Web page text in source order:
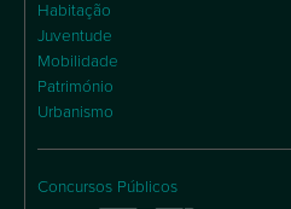
Habitação
Juventude
Mobilidade
Património
Urbanismo
Concursos Públicos